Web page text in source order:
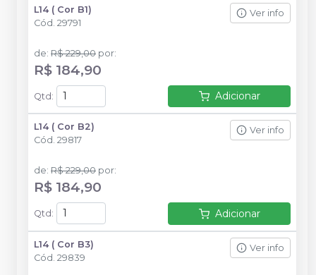
L14 ( Cor B1)
Cód. 29791
Ver info
de: R$ 229,00 por:
R$ 184,90
Qtd: Adicionar
L14 ( Cor B2)
Cód. 29817
Ver info
de: R$ 229,00 por:
R$ 184,90
Qtd : Adicionar
L14 ( Cor B3)
Cód. 29839
Ver info